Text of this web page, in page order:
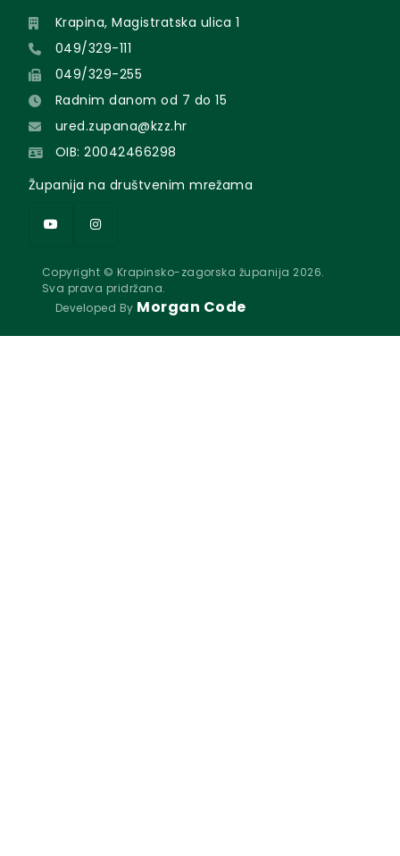
Krapina, Magistratska ulica 1
049/329-111
049/329-255
Radnim danom od 7 do 15
ured.zupana@kzz.hr
OIB: 20042466298
Županija na društvenim mrežama
Copyright © Krapinsko-zagorska županija 2026.
Sva prava pridržana.
Developed By Morgan Code